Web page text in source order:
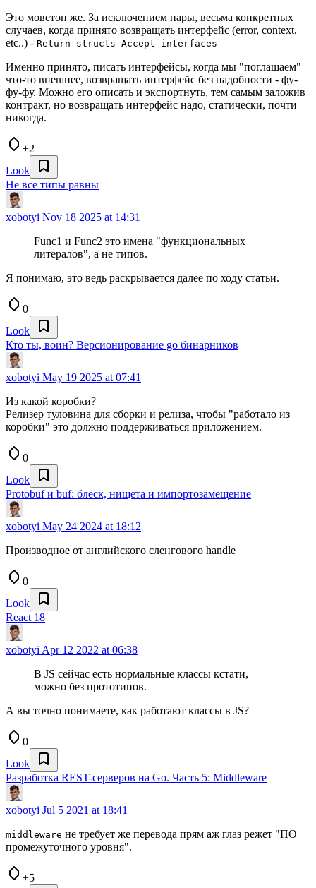
Это моветон же. За исключением пары, весьма конкретных
случаев, когда принято возвращать интерфейс (error, context,
etc..) - Return structs Accept interfaces
Именно принято, писать интерфейсы, когда мы "поглащаем"
что-то внешнее, возвращать интерфейс без надобности - фу-
фу-фу. Можно его описать и экспортнуть, тем самым заложив
контракт, но возвращать интерфейс надо, статически, почти
никогда.
+2
Look
Не все типы равны
xobotyi Nov 18 2025 at 14:31
Func1 и Func2 это имена "функциональных
литералов", а не типов.
Я понимаю, это ведь раскрывается далее по ходу статьи.
0
Look
Кто ты, воин? Версионирование go бинарников
xobotyi May 19 2025 at 07:41
Из какой коробки?
Релизер туловина для сборки и релиза, чтобы "работало из
коробки" это должно поддерживаться приложением.
0
Look
Protobuf и buf: блеск, нищета и импортозамещение
xobotyi May 24 2024 at 18:12
Производное от английского сленгового handle
0
Look
React 18
xobotyi Apr 12 2022 at 06:38
В JS сейчас есть нормальные классы кстати,
можно без прототипов.
А вы точно понимаете, как работают классы в JS?
0
Look
Разработка REST-серверов на Go. Часть 5: Middleware
xobotyi Jul 5 2021 at 18:41
middleware не требует же перевода​ прям аж глаз режет "ПО
промежуточного уровня".
+5